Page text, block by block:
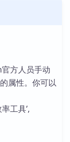
方人员手动
属性。你可以
工具’,